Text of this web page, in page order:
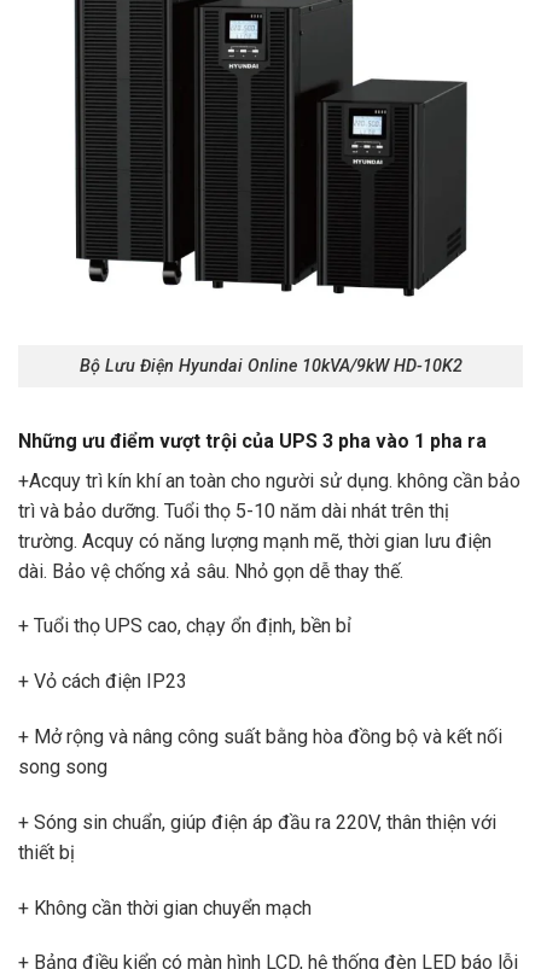
Bộ Lưu Điện Hyundai Online 10kVA/9kW HD-10K2
Những ưu điểm vượt trội của UPS 3 pha vào 1 pha ra
+Acquy trì kín khí an toàn cho người sử dụng. không cần bảo
trì và bảo dưỡng. Tuổi thọ 5-10 năm dài nhát trên thị
trường. Acquy có năng lượng mạnh mẽ, thời gian lưu điện
dài. Bảo vệ chống xả sâu. Nhỏ gọn dễ thay thế.
+ Tuổi thọ UPS cao, chạy ổn định, bền bỉ
+ Vỏ cách điện IP23
+ Mở rộng và nâng công suất bằng hòa đồng bộ và kết nối
song song
+ Sóng sin chuẩn, giúp điện áp đầu ra 220V, thân thiện với
thiết bị
+ Không cần thời gian chuyển mạch
+ Bảng điều kiển có màn hình LCD, hệ thống đèn LED báo lỗi